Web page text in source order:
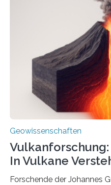
einer raffinierten Methode
Röntgenquelle zu
diese Partikel es den
könnten, winzige
Richtung als auch in der
wahrzunehmen. Dadurch
über den Ozean navigieren.
Geowissenschaften
In Vulkane
Forschende der Johannes